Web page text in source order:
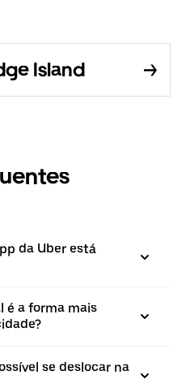
Island
da Uber está
é a forma mais
se deslocar na